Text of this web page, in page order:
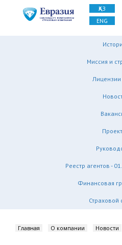
ҚАЗ
ENG
Миссия и
Лицензии
Реестр агентов -
Финансовая
Страховой
Главная О компании Новости